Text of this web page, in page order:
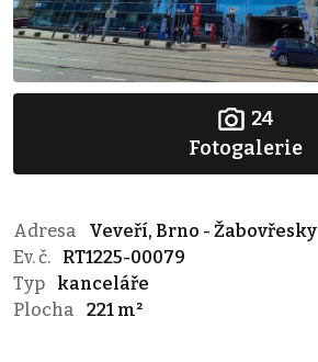
24
Fotogalerie
Adresa
Veveří, Brno - Žabovřesky
Ev. č.
RT1225-00079
Typ
kanceláře
Plocha
221 m²